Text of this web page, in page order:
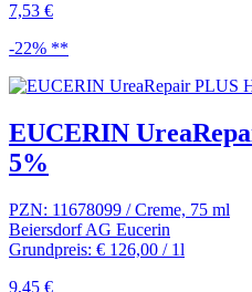
7,53 €
-22% **
EUCERIN
5%
PZN: 11678099 / Creme, 75 ml
Beiersdorf AG Eucerin
Grundpreis: € 126,00 / 1l
9,45 €